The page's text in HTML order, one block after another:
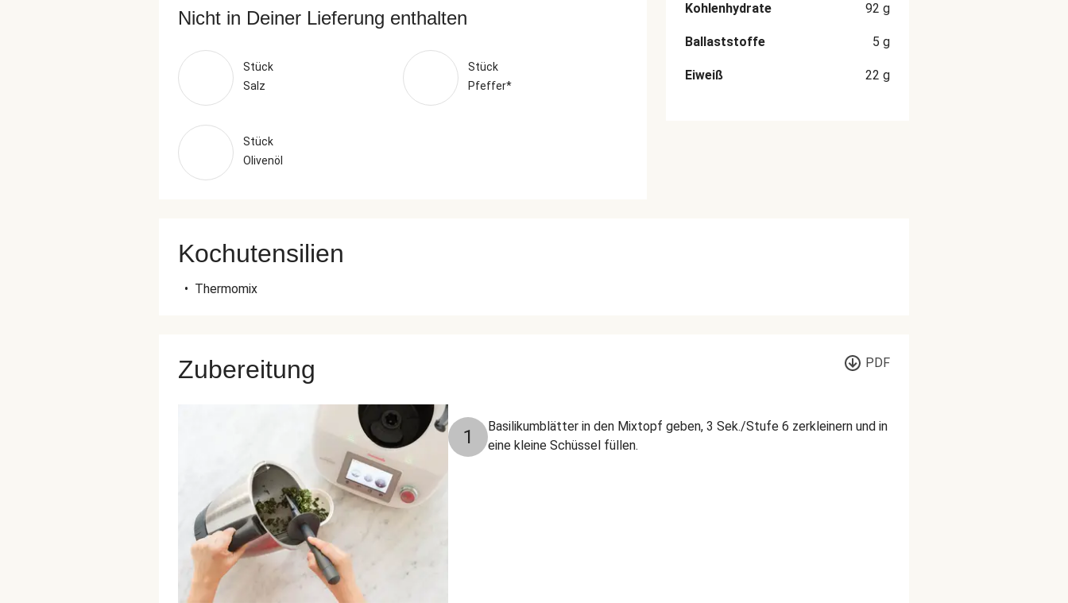
Nicht in Deiner Lieferung enthalten
Stück
Salz
Stück
Pfeffer*
Stück
Olivenöl
Kohlenhydrate 92 g
Ballaststoffe 5 g
Eiweiß 22 g
Kochutensilien
• Thermomix
Zubereitung PDF
1
Basilikumblätter in den Mixtopf geben, 3 Sek./Stufe 6 zerkleinern und in
eine kleine Schüssel füllen.